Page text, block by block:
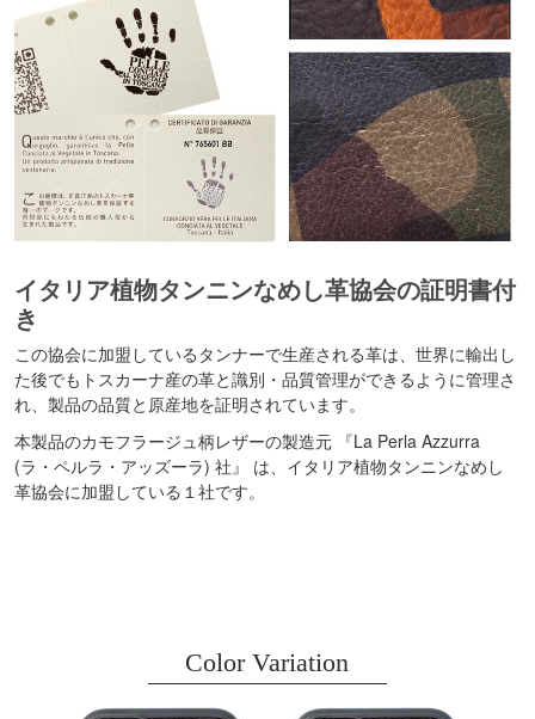
イタリア植物タンニンなめし革協会の証明書付
き
この協会に加盟しているタンナーで生産される革は、世界に輸出し
た後でもトスカーナ産の革と識別・品質管理ができるように管理さ
れ、製品の品質と原産地を証明されています。
本製品のカモフラージュ柄レザーの製造元 『La Perla Azzurra
(ラ・ペルラ・アッズーラ) 社』 は、イタリア植物タンニンなめし
革協会に加盟している１社です。
Color Variation